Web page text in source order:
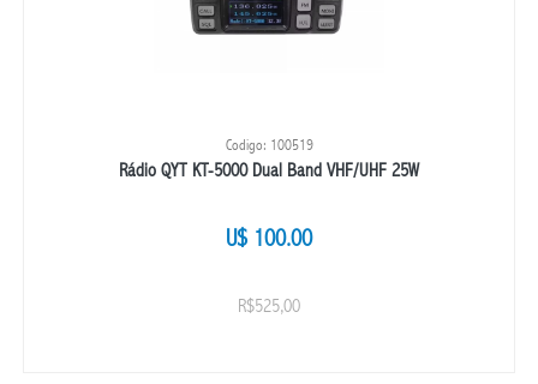
Codigo: 100519
Rádio QYT KT-5000 Dual Band VHF/UHF 25W
U$ 100.00
R$525,00